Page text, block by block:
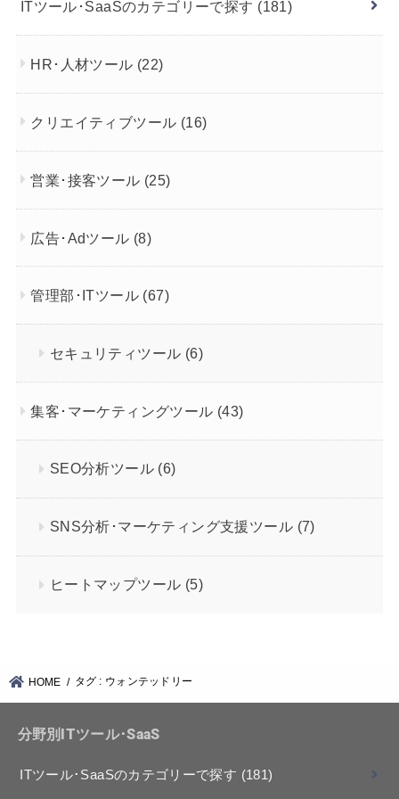
ITツール･SaaSのカテゴリーで探す (181)
HR･人材ツール (22)
クリエイティブツール (16)
営業･接客ツール (25)
広告･Adツール (8)
管理部･ITツール (67)
セキュリティツール (6)
集客･マーケティングツール (43)
SEO分析ツール (6)
SNS分析･マーケティング支援ツール (7)
ヒートマップツール (5)
HOME タグ : ウォンテッドリー
分野別ITツール･SaaS
ITツール･SaaSのカテゴリーで探す (181)